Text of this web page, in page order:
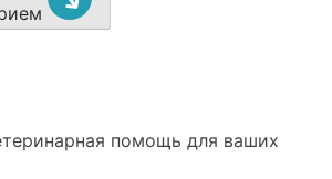
помощь для ваших